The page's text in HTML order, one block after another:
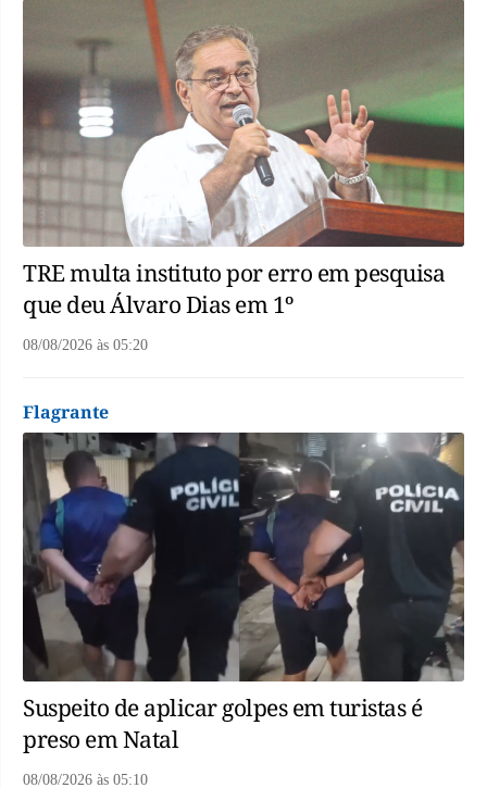
TRE multa instituto por erro em pesquisa
que deu Álvaro Dias em 1º
08/08/2026 às 05:20
Flagrante
Suspeito de aplicar golpes em turistas é
preso em Natal
08/08/2026 às 05:10